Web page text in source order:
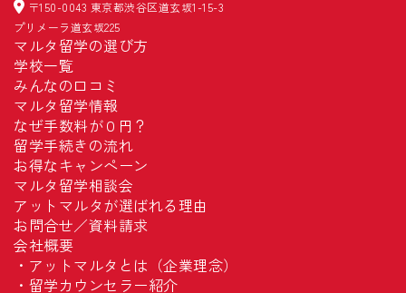
〒150-0043 東京都渋谷区道玄坂1-15-3
プリメーラ道玄坂225
マルタ留学の選び方
学校一覧
みんなの口コミ
マルタ留学情報
なぜ手数料が０円？
留学手続きの流れ
お得なキャンペーン
マルタ留学相談会
アットマルタが選ばれる理由
お問合せ／資料請求
会社概要
・ アットマルタとは（企業理念）
・ 留学カウンセラー紹介